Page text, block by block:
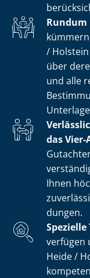
/
über
und alle
das Vier-
Ihnen
dun­gen.
verfügen
Heide /